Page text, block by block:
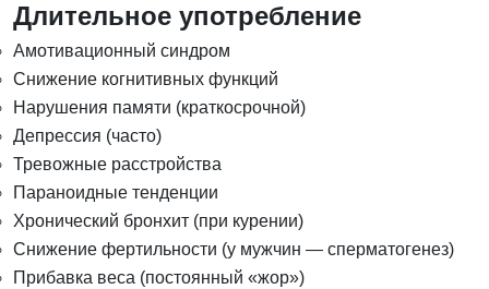
Длительное употребление
Амотивационный синдром
Снижение когнитивных функций
Нарушения памяти (краткосрочной)
Депрессия (часто)
Тревожные расстройства
Параноидные тенденции
Хронический бронхит (при курении)
Снижение фертильности (у мужчин — сперматогенез)
Прибавка веса (постоянный «жор»)